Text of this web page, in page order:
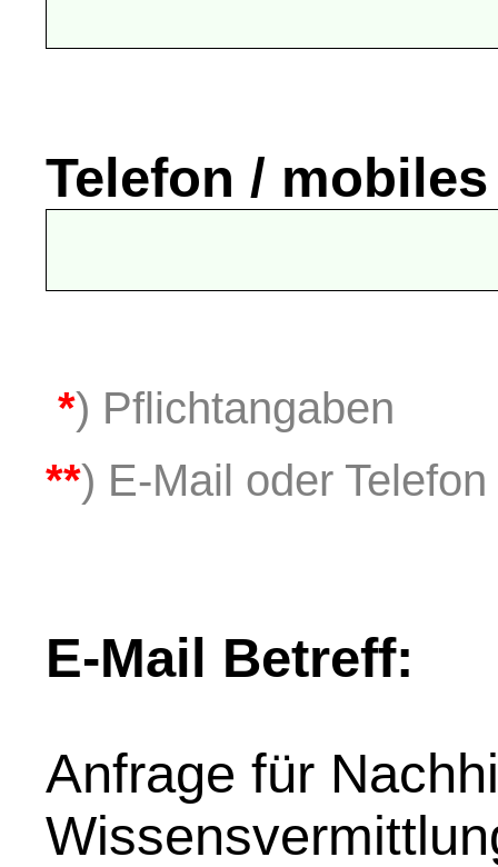
Telefon /
*) Pflichtangaben
**) E-Mail oder
E-Mail Betreff:
Anfrage für